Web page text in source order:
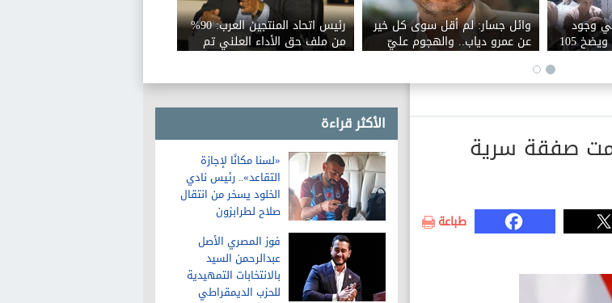
وجود
أزمة في الخبز المدعم ويضخ 105
وائل جسار: لم أقل سوى كل خير
عن عمرو دياب.. والهجوم عليّ
بسبب اجتزاء تصريحاتي
رئيس اتحاد المنتجين العرب: 90%
من ملف حق الأداء العلني تم
الاتفاق عليه
الأكثر قراءة
«لسنا مكانًا لإجازة
التقاعد».. رئيس نادي
الخلود يسخر من انتقال
صلاح لطرابزون
فوز المصري الأصل
عبدالرحمن السيد
بالانتخابات التمهيدية
للحزب الديمقراطي
صفقة سرية
طباعة